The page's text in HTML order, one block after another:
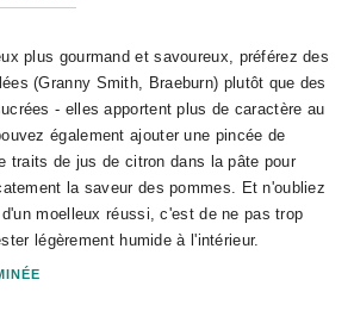
plus gourmand et savoureux, préférez des
(Granny Smith, Braeburn) plutôt que des
- elles apportent plus de caractère au
également ajouter une pincée de
traits de jus de citron dans la pâte pour
la saveur des pommes. Et n'oubliez
moelleux réussi, c'est de ne pas trop
légèrement humide à l'intérieur.